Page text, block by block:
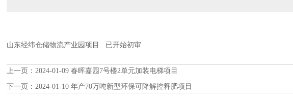
山东经纬仓储物流产业园项目 已开始初审
上一页： 2024-01-09 春晖嘉园7号楼2单元加装电梯项目
下一页： 2024-01-10 年产70万吨新型环保可降解控释肥项目